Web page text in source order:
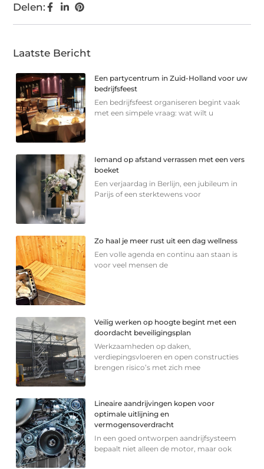
Delen:
Laatste Bericht
Een partycentrum in Zuid-Holland voor uw
bedrijfsfeest
Een bedrijfsfeest organiseren begint vaak
met een simpele vraag: wat wilt u
Iemand op afstand verrassen met een vers
boeket
Een verjaardag in Berlijn, een jubileum in
Parijs of een sterkte­wens voor
Zo haal je meer rust uit een dag wellness
Een volle agenda en continu aan staan is
voor veel mensen de
Veilig werken op hoogte begint met een
doordacht beveiligingsplan
Werkzaamheden op daken,
verdiepingsvloeren en open constructies
brengen risico’s met zich mee
Lineaire aandrijvingen kopen voor
optimale uitlijning en
vermogensoverdracht
In een goed ontworpen aandrijfsysteem
bepaalt niet alleen de motor, maar ook